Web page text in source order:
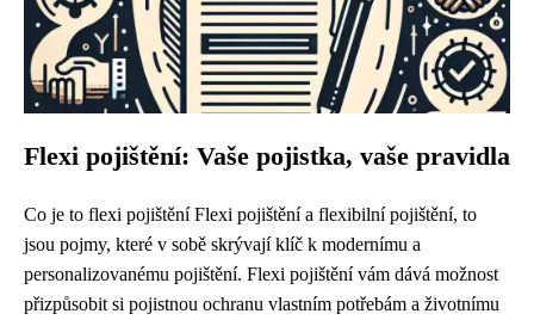
Flexi pojištění: Vaše pojistka, vaše pravidla
Co je to flexi pojištění Flexi pojištění a flexibilní pojištění, to
jsou pojmy, které v sobě skrývají klíč k modernímu a
personalizovanému pojištění. Flexi pojištění vám dává možnost
přizpůsobit si pojistnou ochranu vlastním potřebám a životnímu